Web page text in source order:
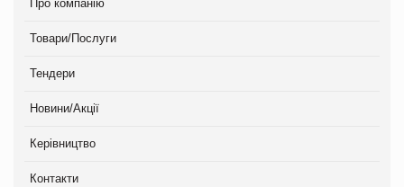
Про компанію
Товари/Послуги
Тендери
Новини/Акції
Керівництво
Контакти